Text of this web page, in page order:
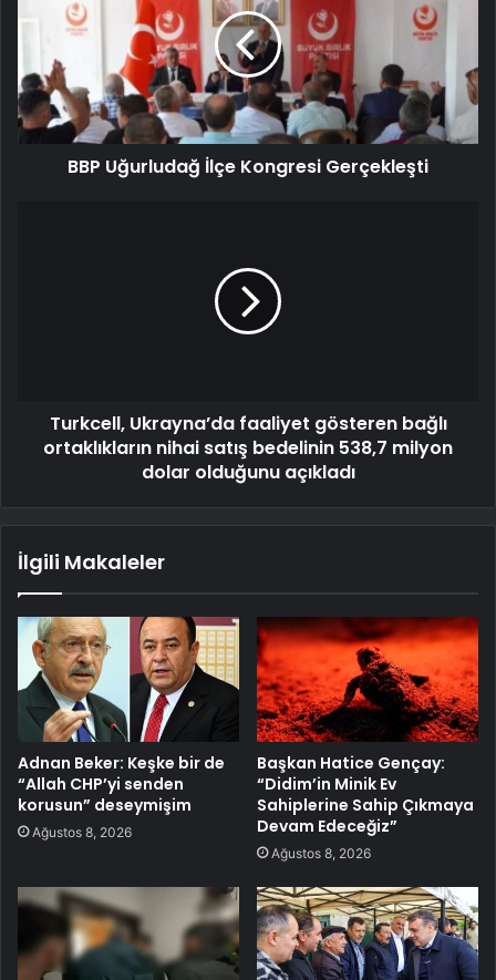
BBP Uğurludağ İlçe Kongresi Gerçekleşti
Turkcell, Ukrayna’da faaliyet gösteren bağlı
ortaklıkların nihai satış bedelinin 538,7 milyon
dolar olduğunu açıkladı
İlgili Makaleler
Adnan Beker: Keşke bir de
“Allah CHP’yi senden
korusun” deseymişim
Ağustos 8, 2026
Başkan Hatice Gençay:
“Didim’in Minik Ev
Sahiplerine Sahip Çıkmaya
Devam Edeceğiz”
Ağustos 8, 2026